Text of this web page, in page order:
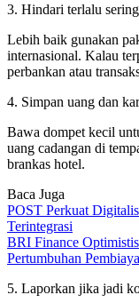
3. Hindari terlalu
Lebih baik gunakan
internasional. Kalau
perbankan atau
4. Simpan uang dan
Bawa dompet kecil
uang cadangan di
brankas hotel.
Baca Juga
POST Perkuat
Terintegrasi
BRI Finance
Pertumbuhan
5. Laporkan jika jadi